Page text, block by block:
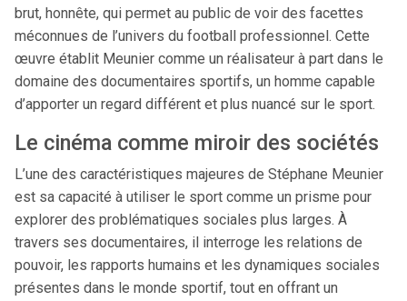
brut, honnête, qui permet au public de voir des facettes
méconnues de l’univers du football professionnel. Cette
œuvre établit Meunier comme un réalisateur à part dans le
domaine des documentaires sportifs, un homme capable
d’apporter un regard différent et plus nuancé sur le sport.
Le cinéma comme miroir des sociétés
L’une des caractéristiques majeures de Stéphane Meunier
est sa capacité à utiliser le sport comme un prisme pour
explorer des problématiques sociales plus larges. À
travers ses documentaires, il interroge les relations de
pouvoir, les rapports humains et les dynamiques sociales
présentes dans le monde sportif, tout en offrant un